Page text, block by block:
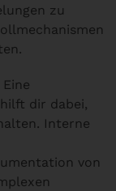
zu
Eine
dir dabei,
Interne
von